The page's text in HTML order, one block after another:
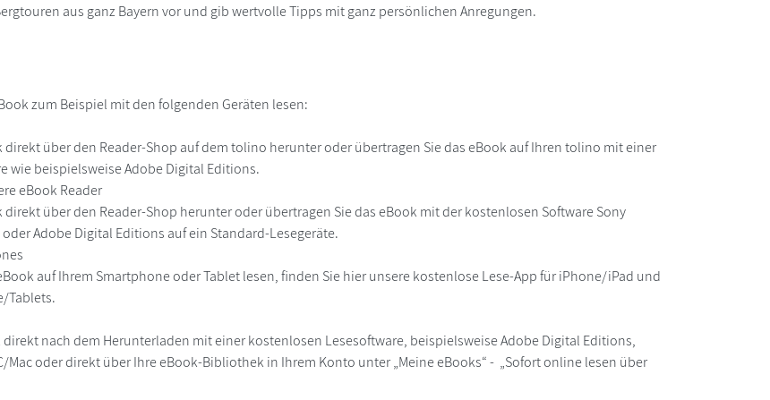
aus ganz Bayern vor und gib wertvolle Tipps mit ganz persönlichen Anregungen.
zum Beispiel mit den folgenden Geräten lesen:
direkt über den Reader-Shop auf dem tolino herunter oder übertragen Sie das eBook auf Ihren tolino mit einer
wie beispielsweise Adobe Digital Editions.
eBook Reader
direkt über den Reader-Shop herunter oder übertragen Sie das eBook mit der kostenlosen Software Sony
oder Adobe Digital Editions auf ein Standard-Lesegeräte.
auf Ihrem Smartphone oder Tablet lesen, finden Sie hier unsere kostenlose Lese-App für iPhone/iPad und
Tablets.
direkt nach dem Herunterladen mit einer kostenlosen Lesesoftware, beispielsweise Adobe Digital Editions,
Mac oder direkt über Ihre eBook-Bibliothek in Ihrem Konto unter „Meine eBooks“ - „Sofort online lesen über